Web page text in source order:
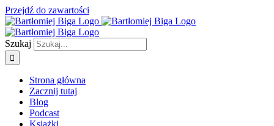
Przejdź do zawartości
Szukaj
Strona główna
Zacznij tutaj
Blog
Podcast
Książki